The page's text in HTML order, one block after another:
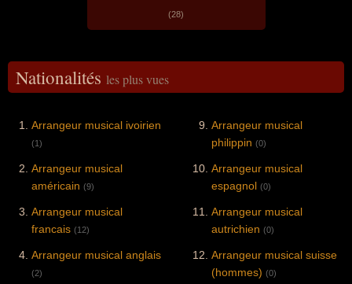
(28)
Nationalités les plus vues
Arrangeur musical ivoirien
(1)
Arrangeur musical
américain (9)
Arrangeur musical
francais (12)
Arrangeur musical anglais
(2)
Arrangeur musical
philippin (0)
Arrangeur musical
espagnol (0)
Arrangeur musical
autrichien (0)
Arrangeur musical suisse
(hommes) (0)